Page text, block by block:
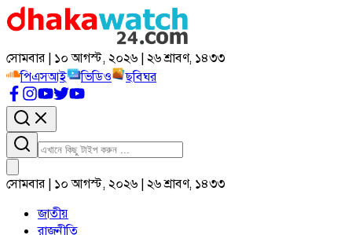
সোমবার | ১০ আগস্ট, ২০২৬ | ২৬ শ্রাবণ, ১৪৩৩
পিএসআই
ভিডিও ছবিঘর
সোমবার | ১০ আগস্ট, ২০২৬ | ২৬ শ্রাবণ, ১৪৩৩
জাতীয়
রাজনীতি